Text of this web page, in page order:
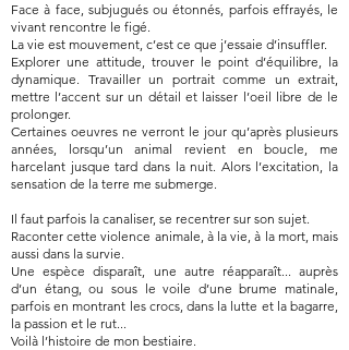
Face à face, subjugués ou étonnés, parfois effrayés, le
vivant rencontre le figé.
La vie est mouvement, c’est ce que j’essaie d’insuffler.
Explorer une attitude, trouver le point d’équilibre, la
dynamique. Travailler un portrait comme un extrait,
mettre l’accent sur un détail et laisser l’oeil libre de le
prolonger.
Certaines oeuvres ne verront le jour qu’après plusieurs
années, lorsqu’un animal revient en boucle, me
harcelant jusque tard dans la nuit. Alors l’excitation, la
sensation de la terre me submerge.
Il faut parfois la canaliser, se recentrer sur son sujet.
Raconter cette violence animale, à la vie, à la mort, mais
aussi dans la survie.
Une espèce disparaît, une autre réapparaît... auprès
d’un étang, ou sous le voile d’une brume matinale,
parfois en montrant les crocs, dans la lutte et la bagarre,
la passion et le rut...
Voilà l’histoire de mon bestiaire.